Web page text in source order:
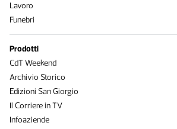
Lavoro
Funebri
Prodotti
CdT Weekend
Archivio Storico
Edizioni San Giorgio
Il Corriere in TV
Infoaziende